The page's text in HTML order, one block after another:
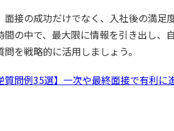
面接の成功だけでなく、入社後の満足
間の中で、最大限に情報を引き出し、
を戦略的に活用しましょう。
質問例35選】一次や最終面接で有利に